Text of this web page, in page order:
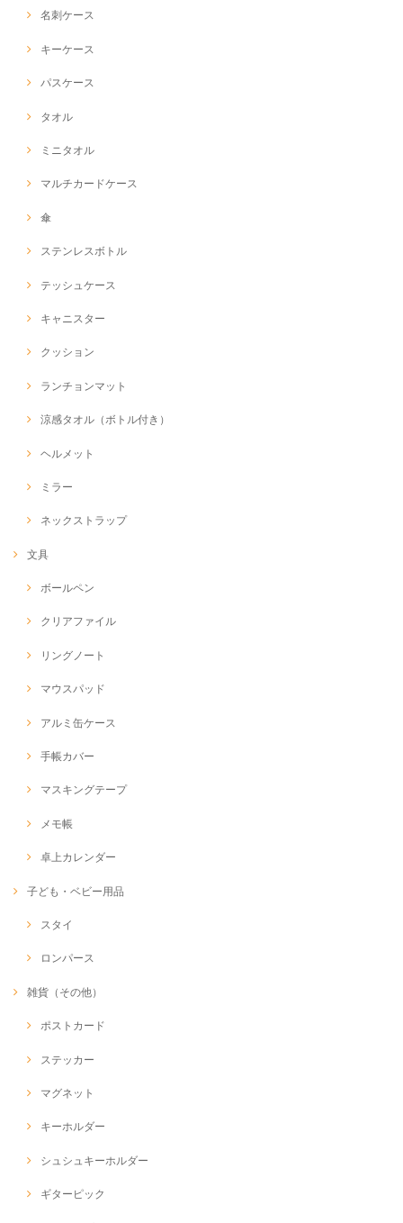
名刺ケース
キーケース
パスケース
タオル
ミニタオル
マルチカードケース
傘
ステンレスボトル
テッシュケース
キャニスター
クッション
ランチョンマット
涼感タオル（ボトル付き）
ヘルメット
ミラー
ネックストラップ
文具
ボールペン
クリアファイル
リングノート
マウスパッド
アルミ缶ケース
手帳カバー
マスキングテープ
メモ帳
卓上カレンダー
子ども・ベビー用品
スタイ
ロンパース
雑貨（その他）
ポストカード
ステッカー
マグネット
キーホルダー
シュシュキーホルダー
ギターピック